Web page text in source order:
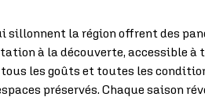
sillonnent la région offrent des
à la découverte, accessible à
les goûts et toutes les
préservés. Chaque saison